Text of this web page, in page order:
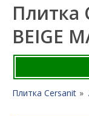
Плитка
BEIGE
Плитка Cersanit